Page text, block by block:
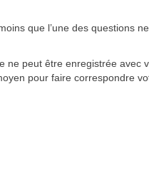
que l’une des questions
ne peut être enregistrée avec
pour faire correspondre